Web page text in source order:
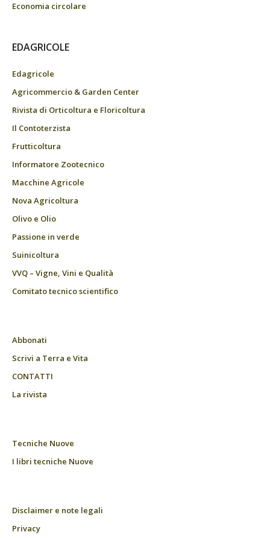
Economia circolare
EDAGRICOLE
Edagricole
Agricommercio & Garden Center
Rivista di Orticoltura e Floricoltura
Il Contoterzista
Frutticoltura
Informatore Zootecnico
Macchine Agricole
Nova Agricoltura
Olivo e Olio
Passione in verde
Suinicoltura
VVQ – Vigne, Vini e Qualità
Comitato tecnico scientifico
Abbonati
Scrivi a Terra e Vita
CONTATTI
La rivista
Tecniche Nuove
I libri tecniche Nuove
Disclaimer e note legali
Privacy